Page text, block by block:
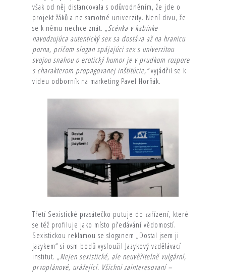
však od něj distancovala s odůvodněním, že jde o
projekt žáků a ne samotné univerzity. Není divu, že
se k němu nechce znát. „ Scénka v kabínke
navodzujúca autentický sex sa dostáva až na hranicu
porna, pričom slogan spájajúci sex s univerzitou
svojou snahou o erotický humor je v prudkom rozpore
s charakterom propagovanej inštitúcie,“vyjádřil se k
videu odborník na marketing Pavel Horňák.
Třetí Sexistické prasátečko putuje do zařízení, které
se též profiluje jako místo předávání vědomostí.
Sexistickou reklamou se sloganem „Dostal jsem ji
jazykem“ si osm bodů vysloužil Jazykový vzdělávací
institut. „Nejen sexistické, ale neuvěřitelně vulgární,
prvoplánové, urážející. Všichni zainteresovaní –